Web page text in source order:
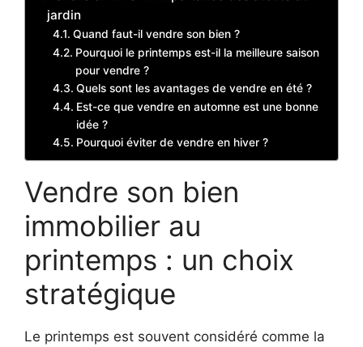
jardin
Quand faut-il vendre son bien ?
Pourquoi le printemps est-il la meilleure saison
pour vendre ?
Quels sont les avantages de vendre en été ?
Est-ce que vendre en automne est une bonne
idée ?
Pourquoi éviter de vendre en hiver ?
Vendre son bien
immobilier au
printemps : un choix
stratégique
Le printemps est souvent considéré comme la